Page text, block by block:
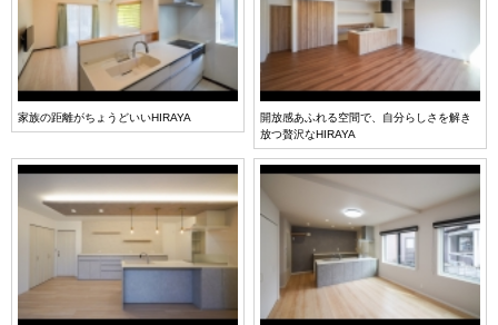
家族の距離がちょうどいいHIRAYA
開放感あふれる空間で、自分らしさを解き
放つ贅沢なHIRAYA